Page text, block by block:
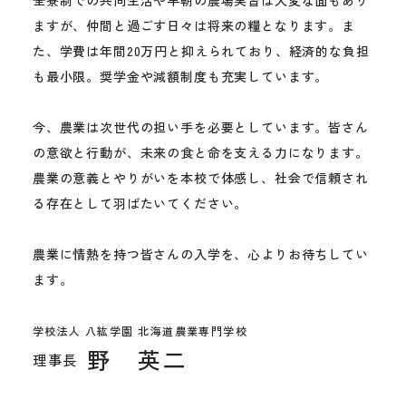
ますが、仲間と過ごす日々は将来の糧となります。ま
た、学費は年間20万円と抑えられており、経済的な負担
も最小限。奨学金や減額制度も充実しています。
今、農業は次世代の担い手を必要としています。皆さん
の意欲と行動が、未来の食と命を支える力になります。
農業の意義とやりがいを本校で体感し、社会で信頼され
る存在として羽ばたいてください。
農業に情熱を持つ皆さんの入学を、心よりお待ちしてい
ます。
学校法人 八紘学園 北海道農業専門学校
理事長 野 英二